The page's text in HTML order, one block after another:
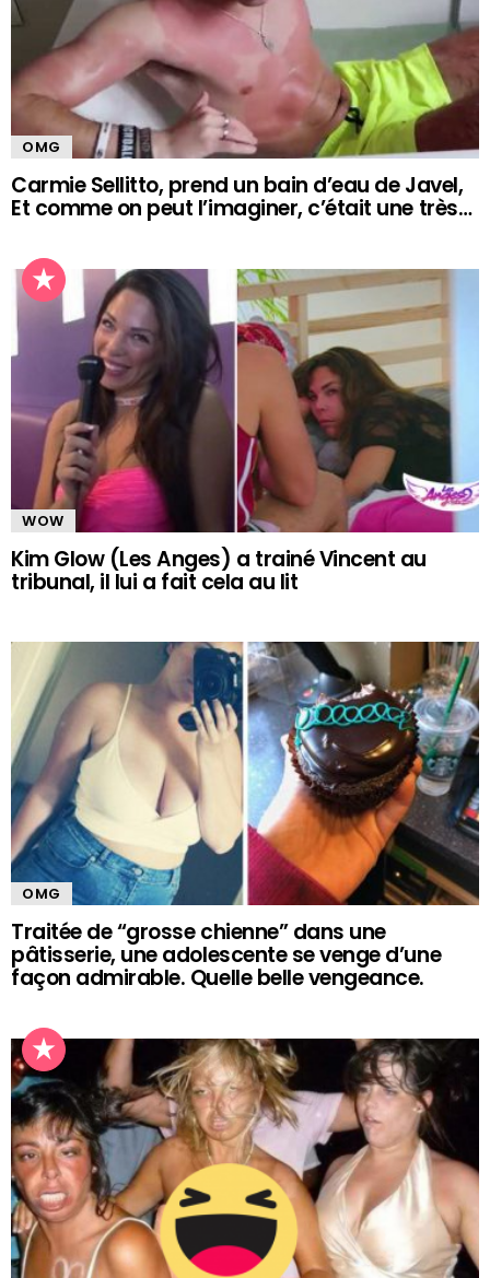
OMG
Carmie Sellitto, prend un bain d’eau de Javel,
Et comme on peut l’imaginer, c’était une très…
WOW
Kim Glow (Les Anges) a trainé Vincent au
tribunal, il lui a fait cela au lit
OMG
Traitée de “grosse chienne” dans une
pâtisserie, une adolescente se venge d’une
façon admirable. Quelle belle vengeance.